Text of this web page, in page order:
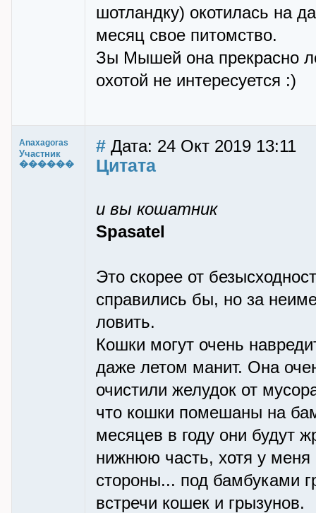
шотландку) окотилась на
месяц свое питомство.
Зы Мышей она прекрасно
охотой не интересуется :)
Anaxagoras
Участник
������
# Дата: 24 Окт 2019 13:11
Цитата
и вы кошатник
Spasatel
Это скорее от
справились бы, но за
ловить.
Кошки могут очень
даже летом манит. Она
очистили желудок от
что кошки помешаны на
месяцев в году они будут
нижнюю часть, хотя у
стороны... под бамбуками
встречи кошек и грызунов.